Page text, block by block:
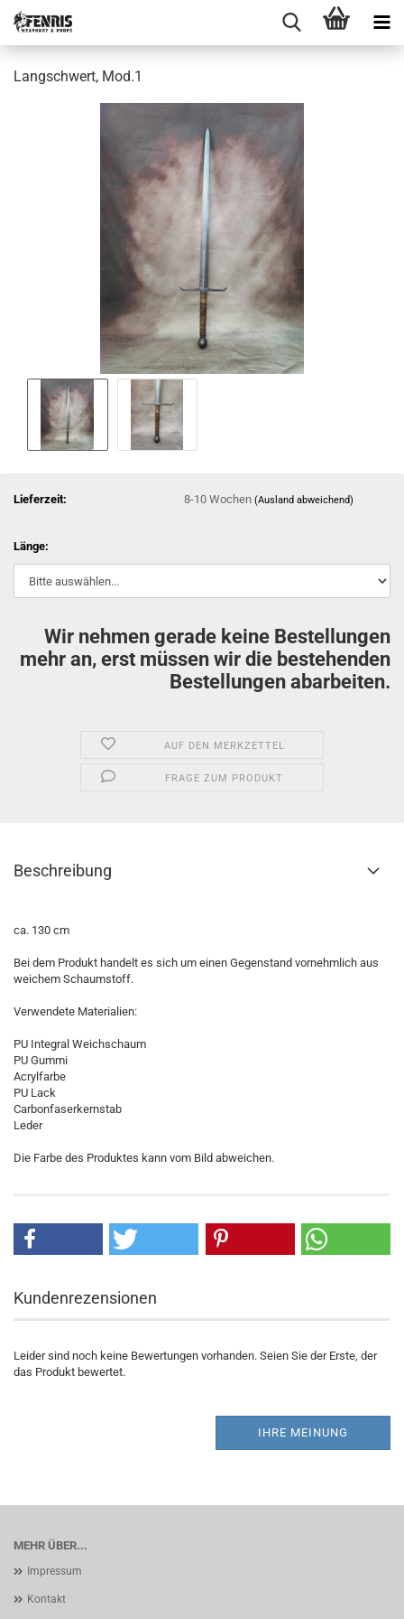
Langschwert, Mod.1
Lieferzeit: 8-10 Wochen(Ausland abweichend)
Länge:
Wir nehmen gerade keine Bestellungen
mehr an, erst müssen wir die bestehenden
Bestellungen abarbeiten.
AUF DEN MERKZETTEL
FRAGE ZUM PRODUKT
Beschreibung
ca. 130 cm
Bei dem Produkt handelt es sich um einen Gegenstand vornehmlich aus
weichem Schaumstoff.
Verwendete Materialien:
PU Integral Weichschaum
PU Gummi
Acrylfarbe
PU Lack
Carbonfaserkernstab
Leder
Die Farbe des Produktes kann vom Bild abweichen.
Kundenrezensionen
Leider sind noch keine Bewertungen vorhanden. Seien Sie der Erste, der
das Produkt bewertet.
IHRE MEINUNG
MEHR ÜBER...
Impressum
Kontakt